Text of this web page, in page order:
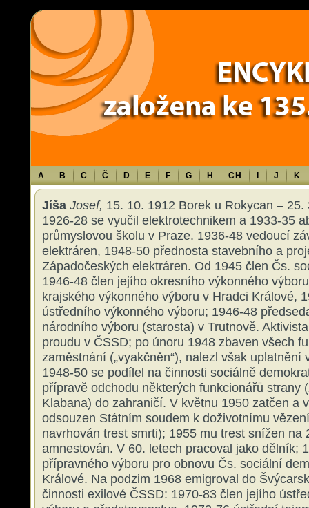
Warning: Use of undefined constant TXT - assumed 'TXT' (this will throw
content/themes/sablona/functions.php
A B C Č D E F G H CH J K
Jíša Josef, 15. 10. 1912 Borek u Rokycan –
1926-28 se vyučil elektrotechnikem a 1933-35
průmyslovou školu v Praze. 1936-48 vedoucí
elektráren, 1948-50 přednosta stavebního a
Západočeských elektráren. Od 1945 člen Čs.
1946-48 člen jejího okresního výkonného
krajského výkonného výboru v Hradci Králové,
ústředního výkonného výboru; 1946-48
národního výboru (starosta) v Trutnově.
proudu v ČSSD; po únoru 1948 zbaven všech
zaměstnání („vyakčněn“), nalezl však uplatnění
1948-50 se podílel na činnosti sociálně
přípravě odchodu některých funkcionářů strany
Klabana) do zahraničí. V květnu 1950 zatčen a
odsouzen Státním soudem k doživotnímu
navrhován trest smrti); 1955 mu trest snížen na
amnestován. V 60. letech pracoval jako dělník;
přípravného výboru pro obnovu Čs. sociální
Králové. Na podzim 1968 emigroval do
činnosti exilové ČSSD: 1970-83 člen jejího